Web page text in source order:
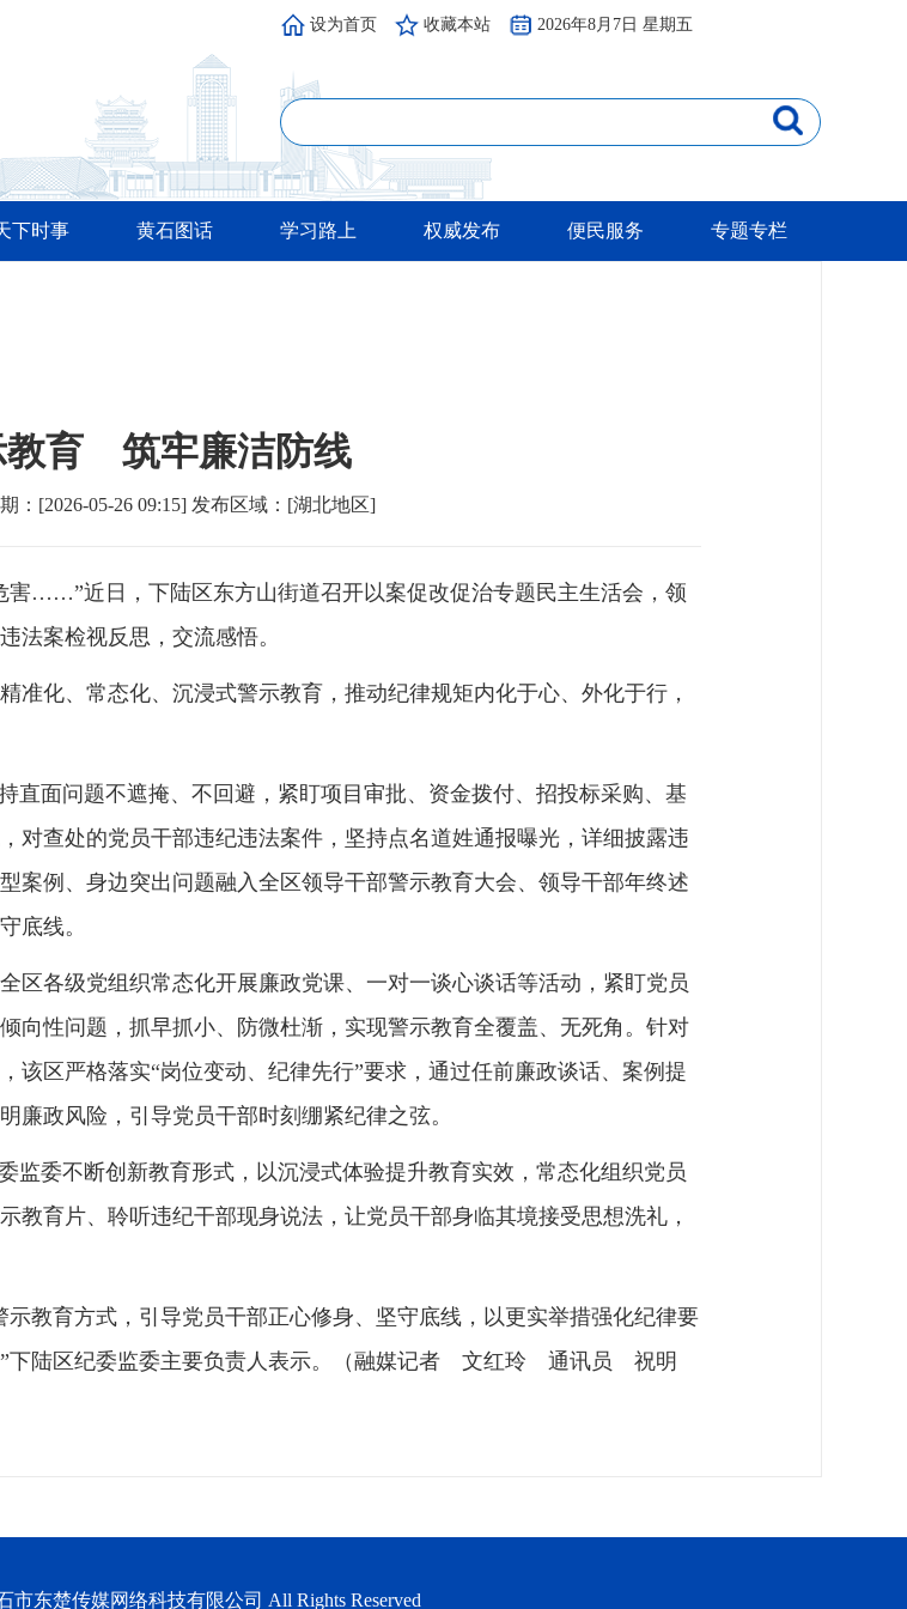
设为首页 收藏本站 2026年8月7日 星期五
下时事 黄石图话 学习路上 权威发布 便民服务 专题专栏
教育 筑牢廉洁防线
：[2026-05-26 09:15] 发布区域：[湖北地区]
害……”近日，下陆区东方山街道召开以案促改促治专题民主生活会，领
法案检视反思，交流感悟。
准化、常态化、沉浸式警示教育，推动纪律规矩内化于心、外化于行，
直面问题不遮掩、不回避，紧盯项目审批、资金拨付、招投标采购、基
对查处的党员干部违纪违法案件，坚持点名道姓通报曝光，详细披露违
案例、身边突出问题融入全区领导干部警示教育大会、领导干部年终述
底线。
区各级党组织常态化开展廉政党课、一对一谈心谈话等活动，紧盯党员
向性问题，抓早抓小、防微杜渐，实现警示教育全覆盖、无死角。针对
该区严格落实“岗位变动、纪律先行”要求，通过任前廉政谈话、案例提
廉政风险，引导党员干部时刻绷紧纪律之弦。
监委不断创新教育形式，以沉浸式体验提升教育实效，常态化组织党员
教育片、聆听违纪干部现身说法，让党员干部身临其境接受思想洗礼，
教育方式，引导党员干部正心修身、坚守底线，以更实举措强化纪律要
”下陆区纪委监委主要负责人表示。（融媒记者 文红玲 通讯员 祝明
市东楚传媒网络科技有限公司 All Rights Reserved